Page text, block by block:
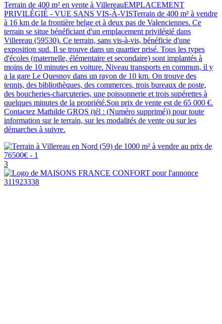
Terrain de 400 m² en vente à VillereauEMPLACEMENT
PRIVILÉGIÉ - VUE SANS VIS-À-VISTerrain de 400 m² à vendre
à 16 km de la frontière belge et à deux pas de Valenciennes. Ce
terrain se situe bénéficiant d'un emplacement privilégié dans
Villereau (59530). Ce terrain, sans vis-à-vis, bénéficie d'une
exposition sud. Il se trouve dans un quartier prisé. Tous les types
d'écoles (maternelle, élémentaire et secondaire) sont implantés à
moins de 10 minutes en voiture. Niveau transports en commun, il y
a la gare Le Quesnoy dans un rayon de 10 km. On trouve des
tennis, des bibliothèques, des commerces, trois bureaux de poste,
des boucheries-charcuteries, une poissonnerie et trois supérettes à
quelques minutes de la propriété.Son prix de vente est de 65 000 €.
Contactez Mathilde GROS (tél : (Numéro supprimé)) pour toute
information sur le terrain, sur les modalités de vente ou sur les
démarches à suivre.
3